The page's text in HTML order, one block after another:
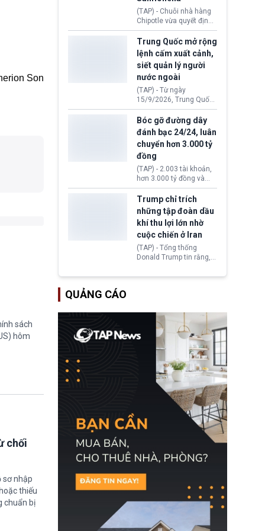
Son
sách
hôm
chối
sơ nhập
thiếu
chuẩn bị
thống Donald Trump tới
thăm địa điểm này.
(TAP) - Chuỗi nhà hàng
Chipotle vừa quyết định
loại bỏ tất cả ớt jalapeño
khỏi những cửa hàng
trên toàn lãnh thổ Hoa
Kỳ. Nguyên nhân do cơ
quan y tế nghi ngờ
nguyên liệu liên quan
đến ổ dịch Salmonella
khiến ít nhất 110 người
mắc bệnh tại bang
Minnesota.
Trung Quốc mở rộng
lệnh cấm xuất cảnh,
siết quản lý người
nước ngoài
(TAP) - Từ ngày
15/9/2026, Trung Quốc
áp dụng quy định mới về
quản lý xuất nhập cảnh.
Một hành vi vi phạm giấy
tờ, xuất nhập cảnh trái
phép hay liên quan kiểm
soát công nghệ có thể
khiến công dân Trung
Quốc đối mặt lệnh cấm
xuất cảnh kéo dài tới 3
năm. Trong khi đó, người
nước ngoài sử dụng giấy
tờ giả có nguy cơ bị từ
chối nhập cảnh hoặc
cấm vào Trung Quốc tới
5 năm.
Bóc gỡ đường dây
đánh bạc 24/24, luân
chuyển hơn 3.000 tỷ
đồng
(TAP) - 2.003 tài khoản,
hơn 3.000 tỷ đồng và
một đường dây đánh
bạc xuyên quốc gia vận
hành 24/24 giờ vừa bị
Công an TP. Hải Phòng
(Việt Nam) bóc gỡ.
Trump chỉ trích
những tập đoàn dầu
khí thu lợi lớn nhờ
cuộc chiến ở Iran
(TAP) - Tổng thống
Donald Trump tin rằng, 2
ExxonMobil và Chevron
Kỳ xảy ra xung đột ở
Iran. Trên cơ sở đó, lãnh
đạo Nhà Trắng kêu gọi
các doanh nghiệp cần
giảm giá bán cho người
tiêu dùng.
QUẢNG CÁO